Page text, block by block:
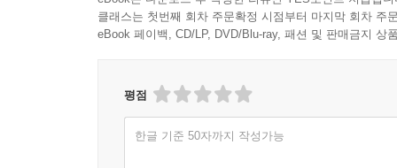
클래스는 첫번째 회차 주문확정 시점부터 마지막 회차 주
eBook 페이백, CD/LP, DVD/Blu-ray, 패션 및 판매금지 상
평점
한글 기준 50자까지 작성가능